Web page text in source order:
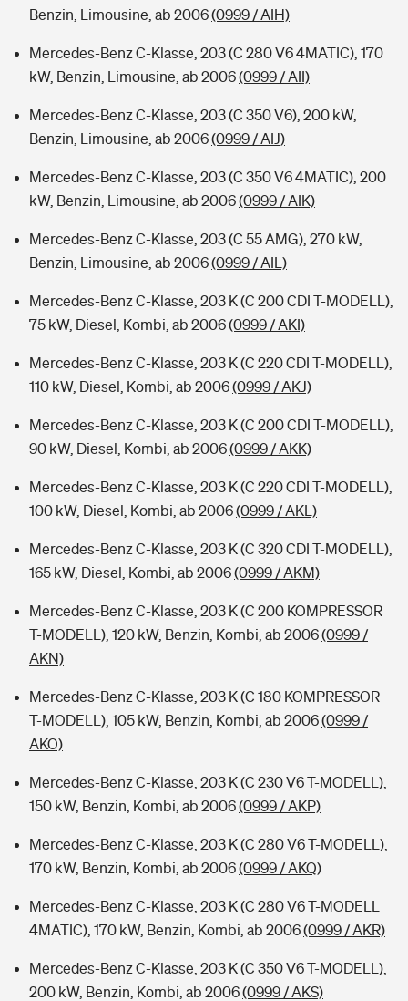
Benzin, Limousine, ab 2006(0999 / AIH)
Mercedes-Benz C-Klasse, 203 (C 280 V6 4MATIC), 170
kW, Benzin, Limousine, ab 2006(0999 / AII)
Mercedes-Benz C-Klasse, 203 (C 350 V6), 200 kW,
Benzin, Limousine, ab 2006(0999 / AIJ)
Mercedes-Benz C-Klasse, 203 (C 350 V6 4MATIC), 200
kW, Benzin, Limousine, ab 2006(0999 / AIK)
Mercedes-Benz C-Klasse, 203 (C 55 AMG), 270 kW,
Benzin, Limousine, ab 2006(0999 / AIL)
Mercedes-Benz C-Klasse, 203 K (C 200 CDI T-MODELL),
75 kW, Diesel, Kombi, ab 2006(0999 / AKI)
Mercedes-Benz C-Klasse, 203 K (C 220 CDI T-MODELL),
110 kW, Diesel, Kombi, ab 2006(0999 / AKJ)
Mercedes-Benz C-Klasse, 203 K (C 200 CDI T-MODELL),
90 kW, Diesel, Kombi, ab 2006(0999 / AKK)
Mercedes-Benz C-Klasse, 203 K (C 220 CDI T-MODELL),
100 kW, Diesel, Kombi, ab 2006(0999 / AKL)
Mercedes-Benz C-Klasse, 203 K (C 320 CDI T-MODELL),
165 kW, Diesel, Kombi, ab 2006(0999 / AKM)
Mercedes-Benz C-Klasse, 203 K (C 200 KOMPRESSOR
T-MODELL), 120 kW, Benzin, Kombi, ab 2006(0999 /
AKN)
Mercedes-Benz C-Klasse, 203 K (C 180 KOMPRESSOR
T-MODELL), 105 kW, Benzin, Kombi, ab 2006(0999 /
AKO)
Mercedes-Benz C-Klasse, 203 K (C 230 V6 T-MODELL),
150 kW, Benzin, Kombi, ab 2006(0999 / AKP)
Mercedes-Benz C-Klasse, 203 K (C 280 V6 T-MODELL),
170 kW, Benzin, Kombi, ab 2006(0999 / AKQ)
Mercedes-Benz C-Klasse, 203 K (C 280 V6 T-MODELL
4MATIC), 170 kW, Benzin, Kombi, ab 2006(0999 / AKR)
Mercedes-Benz C-Klasse, 203 K (C 350 V6 T-MODELL),
200 kW, Benzin, Kombi, ab 2006(0999 / AKS)